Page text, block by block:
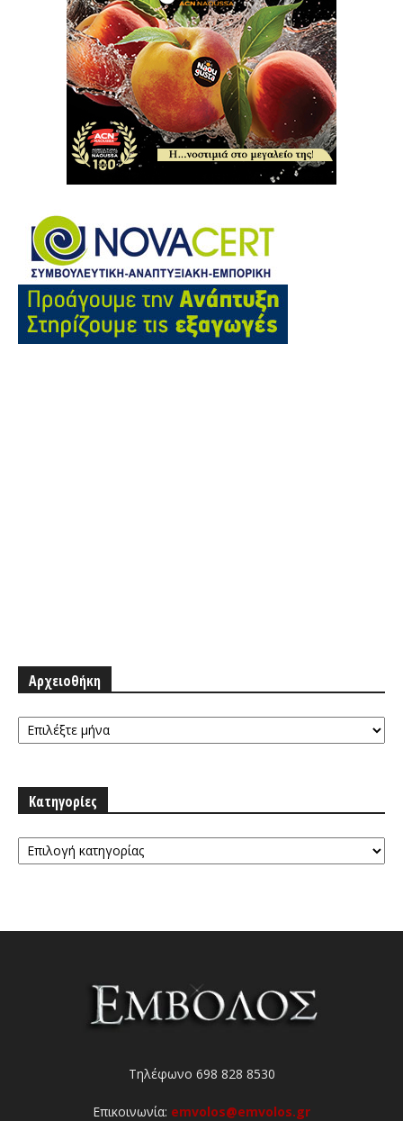
Αρχειοθήκη
Αρχειοθήκη
Κατηγορίες
Κατηγορίες
Τηλέφωνο 698 828 8530
Επικοινωνία: emvolos@emvolos.gr